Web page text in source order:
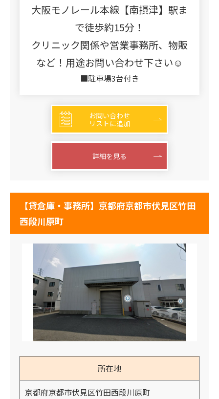
大阪モノレール本線【南摂津】駅ま
で徒歩約15分！
クリニック関係や営業事務所、物販
など！用途お問い合わせ下さい☺
■駐車場3台付き
お問い合わせ
リストに追加
詳細を見る
【貸倉庫・事務所】京都府京都市伏見区竹田
西段川原町
所在地
京都府京都市伏見区竹田西段川原町